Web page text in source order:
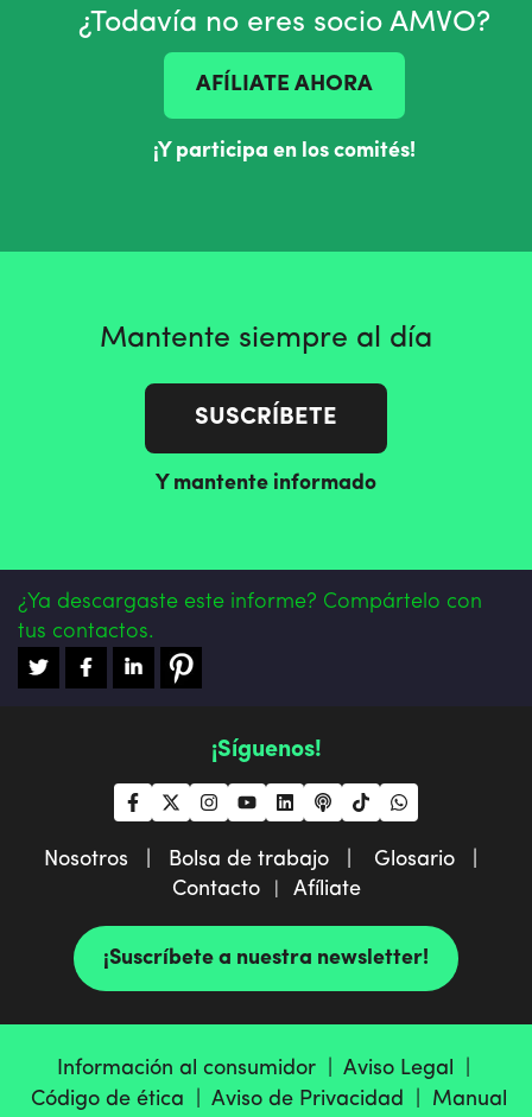
¿Todavía no eres socio AMVO?
AFÍLIATE AHORA
¡Y participa en los comités!
Mantente siempre al día
SUSCRÍBETE
Y mantente informado
¿Ya descargaste este informe? Compártelo con
tus contactos.
¡Síguenos!
Nosotros | Bolsa de trabajo |
Glosario |
Contacto| Afíliate
¡Suscríbete a nuestra newsletter!
Información al consumidor | Aviso Legal |
Código de ética | Aviso de Privacidad | Manual